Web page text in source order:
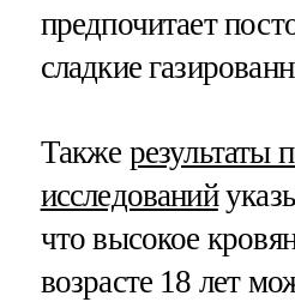
предпочитает
сладкие
Также результаты
исследований
что высокое
возрасте 18 лет